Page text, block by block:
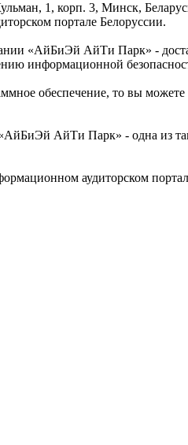
1, корп. 3, Минск,
портале Белоруссии.
«АйБиЭй АйТи Парк» -
информационной
обеспечение, то вы можете
АйТи Парк» - одна из
аудиторском